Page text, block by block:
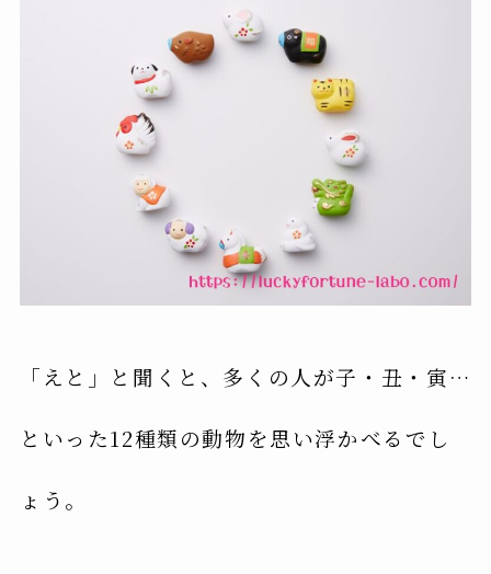
「えと」と聞くと、多くの人が子・丑・寅…
といった12種類の動物を思い浮かべるでし
ょう。